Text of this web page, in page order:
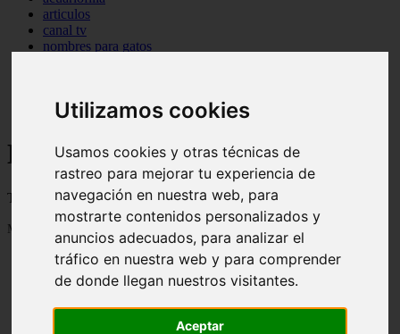
Utilizamos cookies
Usamos cookies y otras técnicas de
rastreo para mejorar tu experiencia de
navegación en nuestra web, para
mostrarte contenidos personalizados y
anuncios adecuados, para analizar el
tráfico en nuestra web y para comprender
de donde llegan nuestros visitantes.
Aceptar
articulos
canal tv
nombres para gatos
zona pro
Blog sobre gatos
Todo sobre gatos, nombres de gatos y razas de gatos
Mostrando 1 - 24 de 2799 artículos